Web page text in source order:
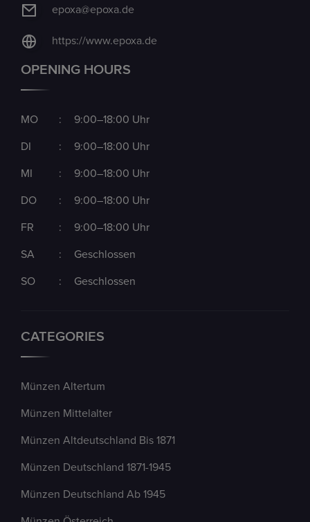
epoxa@epoxa.de
https://www.epoxa.de
OPENING HOURS
MO : 9:00–18:00 Uhr
DI : 9:00–18:00 Uhr
MI : 9:00–18:00 Uhr
DO : 9:00–18:00 Uhr
FR : 9:00–18:00 Uhr
SA : Geschlossen
SO : Geschlossen
CATEGORIES
Münzen Altertum
Münzen Mittelalter
Münzen Altdeutschland Bis 1871
Münzen Deutschland 1871-1945
Münzen Deutschland Ab 1945